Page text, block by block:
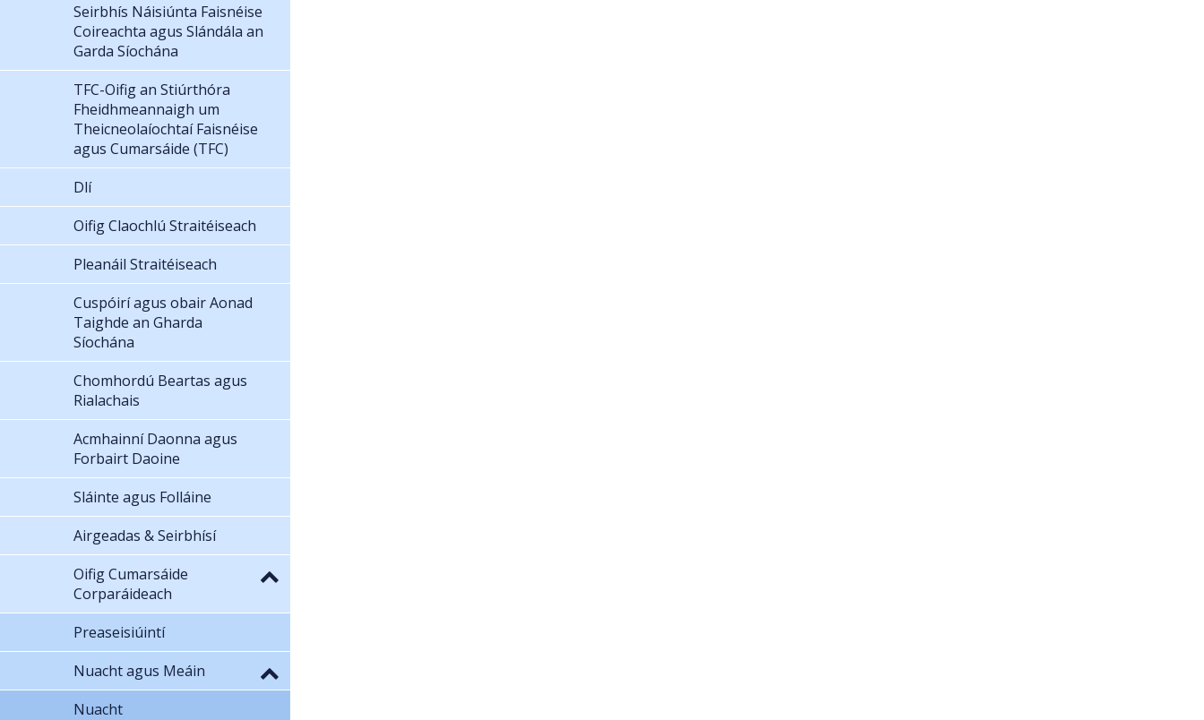
Seirbhís Náisiúnta Faisnéise
Coireachta agus Slándála an
Garda Síochána
TFC-Oifig an Stiúrthóra
Fheidhmeannaigh um
Theicneolaíochtaí Faisnéise
agus Cumarsáide (TFC)
Dlí
Oifig Claochlú Straitéiseach
Pleanáil Straitéiseach
Cuspóirí agus obair Aonad
Taighde an Gharda
Síochána
Chomhordú Beartas agus
Rialachais
Acmhainní Daonna agus
Forbairt Daoine
Sláinte agus Folláine
Airgeadas & Seirbhísí
Oifig Cumarsáide
Corparáideach
Preaseisiúintí
Nuacht agus Meáin
Nuacht